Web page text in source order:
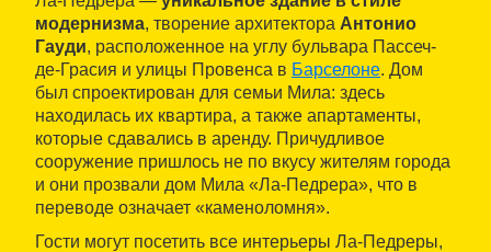
модернизма, творение архитектора Антонио
Гауди, расположенное на углу бульвара Пассеч-
де-Грасия и улицы Провенса в Барселоне. Дом
был спроектирован для семьи Мила: здесь
находилась их квартира, а также апартаменты,
которые сдавались в аренду. Причудливое
сооружение пришлось не по вкусу жителям города
и они прозвали дом Мила «Ла-Педрера», что в
переводе означает «каменоломня».
Гости могут посетить все интерьеры Ла-Педреры,